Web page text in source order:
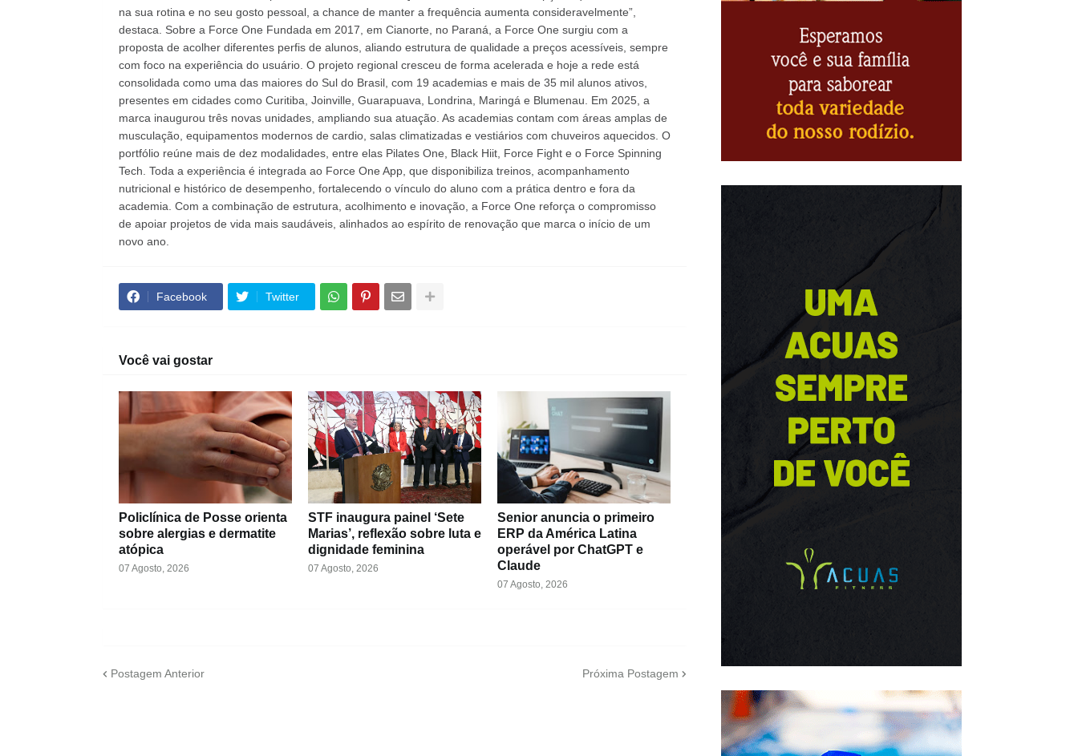
na sua rotina e no seu gosto pessoal, a chance de manter a frequência aumenta consideravelmente”,
destaca. Sobre a Force One Fundada em 2017, em Cianorte, no Paraná, a Force One surgiu com a
proposta de acolher diferentes perfis de alunos, aliando estrutura de qualidade a preços acessíveis, sempre
com foco na experiência do usuário. O projeto regional cresceu de forma acelerada e hoje a rede está
consolidada como uma das maiores do Sul do Brasil, com 19 academias e mais de 35 mil alunos ativos,
presentes em cidades como Curitiba, Joinville, Guarapuava, Londrina, Maringá e Blumenau. Em 2025, a
marca inaugurou três novas unidades, ampliando sua atuação. As academias contam com áreas amplas de
musculação, equipamentos modernos de cardio, salas climatizadas e vestiários com chuveiros aquecidos. O
portfólio reúne mais de dez modalidades, entre elas Pilates One, Black Hiit, Force Fight e o Force Spinning
Tech. Toda a experiência é integrada ao Force One App, que disponibiliza treinos, acompanhamento
nutricional e histórico de desempenho, fortalecendo o vínculo do aluno com a prática dentro e fora da
academia. Com a combinação de estrutura, acolhimento e inovação, a Force One reforça o compromisso
de apoiar projetos de vida mais saudáveis, alinhados ao espírito de renovação que marca o início de um
novo ano.
Facebook Twitter
Você vai gostar
Policlínica de Posse orienta
sobre alergias e dermatite
atópica
07 Agosto, 2026
STF inaugura painel ‘Sete
Marias’, reflexão sobre luta e
dignidade feminina
07 Agosto, 2026
Senior anuncia o primeiro
ERP da América Latina
operável por ChatGPT e
Claude
07 Agosto, 2026
Postagem Anterior Próxima Postagem